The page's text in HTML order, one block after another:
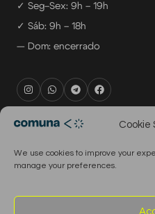
Cookie
We use cookies to improve your
manage your preferences.
✓ Seg–Sex: 9h – 19h
✓ Sáb: 9h – 18h
— Dom: encerrado
rental@comuna.pt
production@comuna.pt